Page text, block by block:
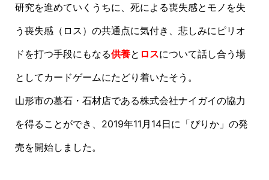
研究を進めていくうちに、死による喪失感とモノを失
う喪失感（ロス）の共通点に気付き、悲しみにピリオ
ドを打つ手段にもなる供養と ロスについて話し合う場
としてカードゲームにたどり着いたそう。
山形市の墓石・石材店である株式会社ナイガイの協力
を得ることができ、2019年11月14日に「ぴりか」の発
売を開始しました。